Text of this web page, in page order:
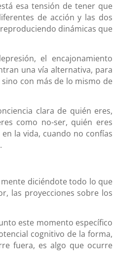
esa tensión de tener que
de acción y las dos
dinámicas que
el encajonamiento
una vía alternativa, para
con más de lo mismo de
clara de quién eres,
como no-ser, quién eres
la vida, cuando no confías
diciéndote todo lo que
las proyecciones sobre los
este momento específico
cognitivo de la forma,
fuera, es algo que ocurre